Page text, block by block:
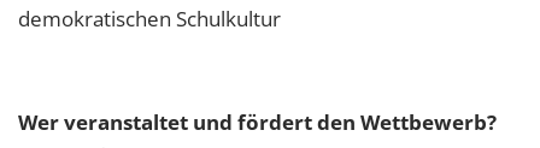
demokratischen Schulkultur
Wer veranstaltet und fördert den Wettbewerb?